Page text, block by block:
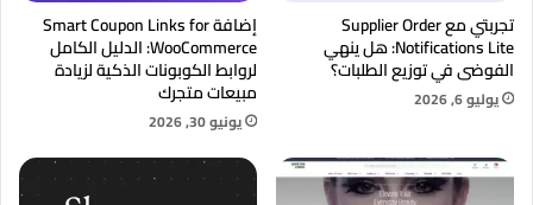
تجربتي مع Supplier Order
Notifications Lite: هل ينهي
الفوضى في توزيع الطلبات؟
يوليو 6, 2026
إضافة Smart Coupon Links for
WooCommerce: الدليل الكامل
لروابط الكوبونات الذكية لزيادة
مبيعات متجرك
يونيو 30, 2026